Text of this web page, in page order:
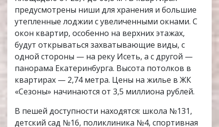
предусмотрены ниши для хранения и большие
утепленные лоджии с увеличенными окнами. С
окон квартир, особенно на верхних этажах,
будут открываться захватывающие виды, с
одной стороны — на реку Исеть, а с другой —
панорама Екатеринбурга. Высота потолков в
квартирах — 2,74 метра. Цены на жилье в ЖК
«Сезоны» начинаются от 3,5 миллиона рублей.
В пешей доступности находятся: школа №131,
детский сад №16, поликлиника №4, спортивная